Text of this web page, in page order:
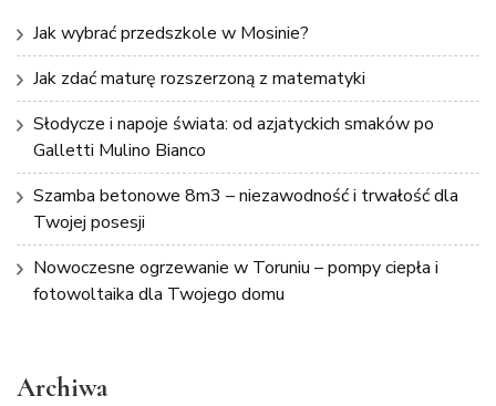
Jak wybrać przedszkole w Mosinie?
Jak zdać maturę rozszerzoną z matematyki
Słodycze i napoje świata: od azjatyckich smaków po
Galletti Mulino Bianco
Szamba betonowe 8m3 – niezawodność i trwałość dla
Twojej posesji
Nowoczesne ogrzewanie w Toruniu – pompy ciepła i
fotowoltaika dla Twojego domu
Archiwa